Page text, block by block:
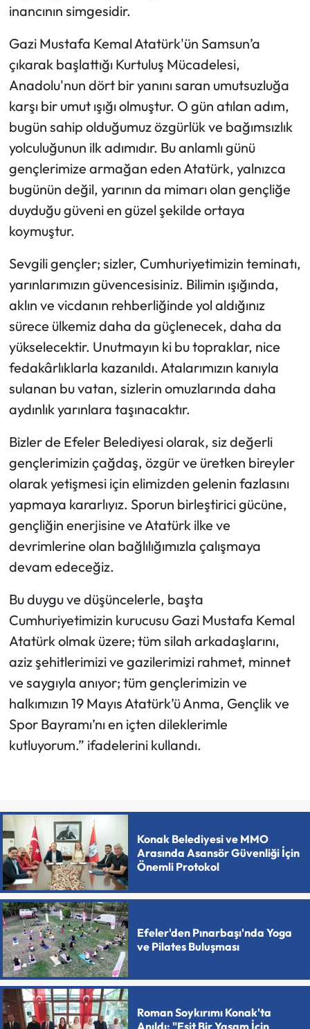
inancının simgesidir.
Gazi Mustafa Kemal Atatürk'ün Samsun’a
çıkarak başlattığı Kurtuluş Mücadelesi,
Anadolu'nun dört bir yanını saran umutsuzluğa
karşı bir umut ışığı olmuştur. O gün atılan adım,
bugün sahip olduğumuz özgürlük ve bağımsızlık
yolculuğunun ilk adımıdır. Bu anlamlı günü
gençlerimize armağan eden Atatürk, yalnızca
bugünün değil, yarının da mimarı olan gençliğe
duyduğu güveni en güzel şekilde ortaya
koymuştur.
Sevgili gençler; sizler, Cumhuriyetimizin teminatı,
yarınlarımızın güvencesisiniz. Bilimin ışığında,
aklın ve vicdanın rehberliğinde yol aldığınız
sürece ülkemiz daha da güçlenecek, daha da
yükselecektir. Unutmayın ki bu topraklar, nice
fedakârlıklarla kazanıldı. Atalarımızın kanıyla
sulanan bu vatan, sizlerin omuzlarında daha
aydınlık yarınlara taşınacaktır.
Bizler de Efeler Belediyesi olarak, siz değerli
gençlerimizin çağdaş, özgür ve üretken bireyler
olarak yetişmesi için elimizden gelenin fazlasını
yapmaya kararlıyız. Sporun birleştirici gücüne,
gençliğin enerjisine ve Atatürk ilke ve
devrimlerine olan bağlılığımızla çalışmaya
devam edeceğiz.
Bu duygu ve düşüncelerle, başta
Cumhuriyetimizin kurucusu Gazi Mustafa Kemal
Atatürk olmak üzere; tüm silah arkadaşlarını,
aziz şehitlerimizi ve gazilerimizi rahmet, minnet
ve saygıyla anıyor; tüm gençlerimizin ve
halkımızın 19 Mayıs Atatürk’ü Anma, Gençlik ve
Spor Bayramı’nı en içten dileklerimle
kutluyorum.” ifadelerini kullandı.
Konak Belediyesi ve MMO
Arasında Asansör Güvenliği İçin
Önemli Protokol
Efeler'den Pınarbaşı'nda Yoga
ve Pilates Buluşması
Roman Soykırımı Konak'ta